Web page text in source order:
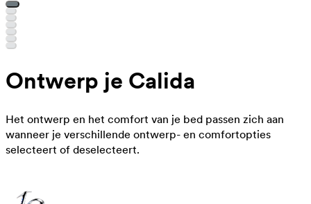
Ontwerp je Calida
Het ontwerp en het comfort van je bed passen zich aan
wanneer je verschillende ontwerp- en comfortopties
selecteert of deselecteert.